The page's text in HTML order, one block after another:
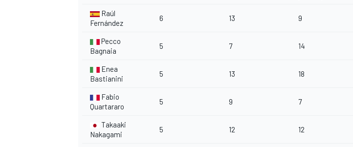
MONOMARCA
Raúl
Fernández
6 13 9
Pecco
Bagnaia
5 7 14
Enea
Bastianini
5 13 18
Fabio
Quartararo
5 9 7
Takaaki
Nakagami
5 12 12